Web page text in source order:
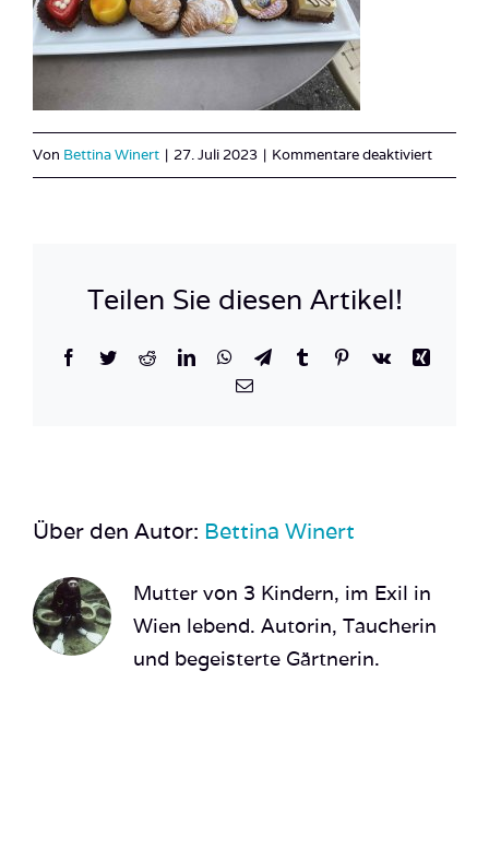
Von Bettina Winert | 27. Juli 2023 | Kommentare deaktiviertfür
Teilen Sie diesen Artikel!
Facebook
TwitterRedditLinkedInWhatsApp
TelegramTumblrPinterest
Vk
Xing
E-
Über den Autor: Bettina Winert
Mutter von 3 Kindern, im Exil in
Wien lebend. Autorin, Taucherin
und begeisterte Gärtnerin.